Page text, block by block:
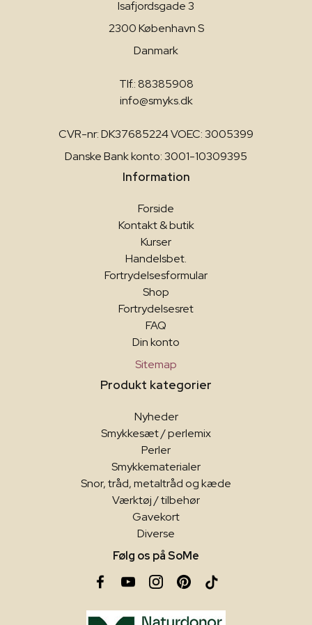
Isafjordsgade 3
2300 København S
Danmark
Tlf.: 88385908
info@smyks.dk
CVR-nr: DK37685224 VOEC: 3005399
Danske Bank konto: 3001-10309395
Information
Forside
Kontakt & butik
Kurser
Handelsbet.
Fortrydelsesformular
Shop
Fortrydelsesret
FAQ
Din konto
Sitemap
Produkt kategorier
Nyheder
Smykkesæt / perlemix
Perler
Smykkematerialer
Snor, tråd, metaltråd og kæde
Værktøj / tilbehør
Gavekort
Diverse
Følg os på SoMe